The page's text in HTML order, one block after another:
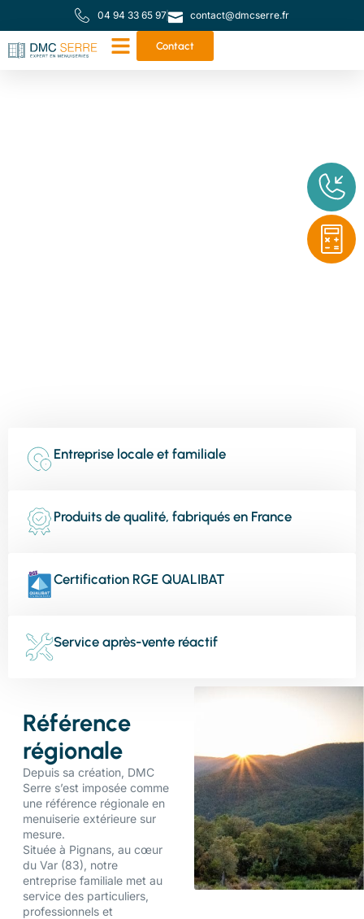
04 94 33 65 97 contact@dmcserre.fr
Contact
Votre partenaire de
proximité pour toutes
Entreprise locale et familiale
Produits de qualité, fabriqués en France
Certification RGE QUALIBAT
Service après-vente réactif
Référence
régionale
Depuis sa création, DMC
Serre s’est imposée comme
une référence régionale en
menuiserie extérieure sur
mesure.
Située à Pignans, au cœur
du Var (83), notre
entreprise familiale met au
service des particuliers,
professionnels et